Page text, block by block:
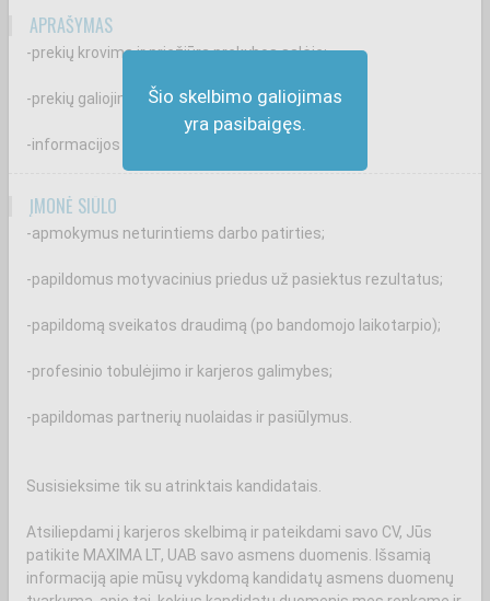
Šio skelbimo galiojimas
yra pasibaigęs.
APRAŠYMAS
-prekių krovimą ir priežiūrą prekybos salėje;
-prekių galiojimo terminų kontrolę;
-informacijos suteikimą klientams.
ĮMONĖ SIŪLO
-apmokymus neturintiems darbo patirties;
-papildomus motyvacinius priedus už pasiektus rezultatus;
-papildomą sveikatos draudimą (po bandomojo laikotarpio);
-profesinio tobulėjimo ir karjeros galimybes;
-papildomas partnerių nuolaidas ir pasiūlymus.
Susisieksime tik su atrinktais kandidatais.
Atsiliepdami į karjeros skelbimą ir pateikdami savo CV, Jūs
patikite MAXIMA LT, UAB savo asmens duomenis. Išsamią
informaciją apie mūsų vykdomą kandidatų asmens duomenų